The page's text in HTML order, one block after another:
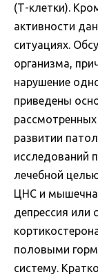
(Т-клетки).
активности
ситуациях.
организма,
нарушение
приведены
развитии
исследований
лечебной
ЦНС и
депрессия или
половыми
систему.